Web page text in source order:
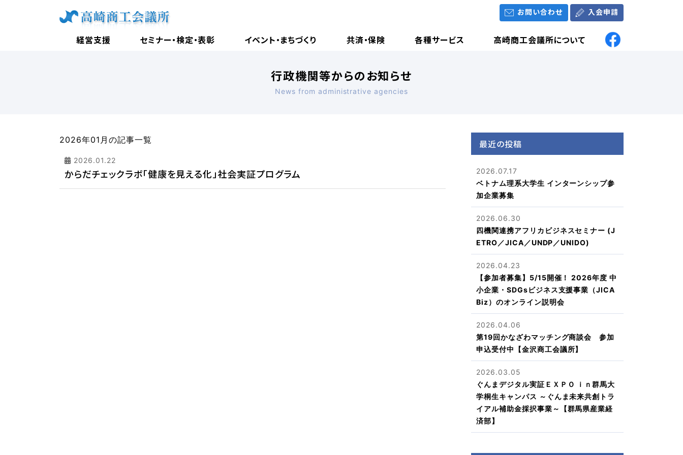
お問い合わせ 入会申請
経営支援 セミナー・検定・表彰 イベント・まちづくり 共済・保険 各種サービス 高崎商工会議所について
行政機関等からのお知らせ
News from administrative agencies
2026年01月の記事一覧
2026.01.22
からだチェックラボ「健康を見える化」社会実証プログラム
最近の投稿
2026.07.17
ベトナム理系大学生 インターンシップ参
加企業募集
2026.06.30
四機関連携アフリカビジネスセミナー (J
ETRO／JICA／UNDP／UNIDO)
2026.04.23
【参加者募集】5/15開催！ 2026年度 中
小企業・SDGsビジネス支援事業（JICA
Biz）のオンライン説明会
2026.04.06
第19回かなざわマッチング商談会 参加
申込受付中【金沢商工会議所】
2026.03.05
ぐんまデジタル実証ＥＸＰＯ ｉｎ群馬大
学桐生キャンパス ～ぐんま未来共創トラ
イアル補助金採択事業～【群馬県産業経
済部】